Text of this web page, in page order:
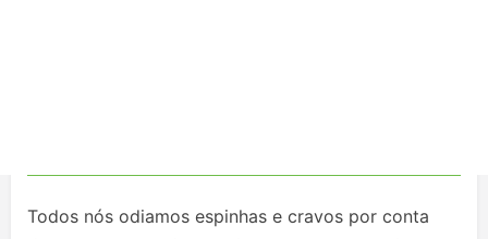
Todos nós odiamos espinhas e cravos por conta